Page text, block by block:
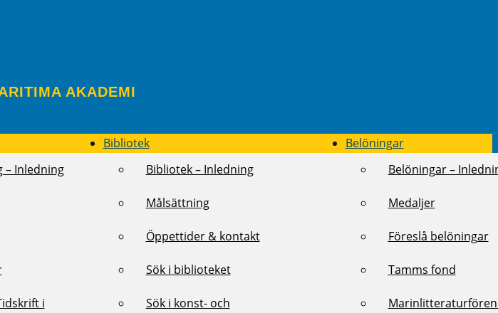
AKADEMI
– Inledning
i
Bibliotek
Bibliotek – Inledning
Målsättning
Öppettider & kontakt
Sök i biblioteket
Sök i konst- och
Belöningar
Belöningar –
Medaljer
Föreslå belöningar
Tamms fond